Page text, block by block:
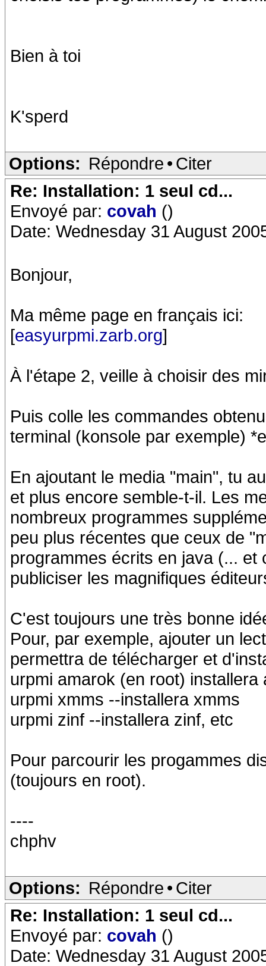
Bien à toi
K'sperd
Options: Répondre • Citer
Re: Installation: 1 seul cd...
Envoyé par: covah ()
Date: Wednesday 31 August
Bonjour,
Ma même page en français ici:
[easyurpmi.zarb.org]
À l'étape 2, veille à choisir des
Puis colle les commandes
terminal (konsole par exemple)
En ajoutant le media "main", tu
et plus encore semble-t-il. Les
nombreux programmes
peu plus récentes que ceux de
programmes écrits en java (...
publiciser les magnifiques
C'est toujours une très bonne
Pour, par exemple, ajouter un
permettra de télécharger et
urpmi amarok (en root) installera
urpmi xmms --installera xmms
urpmi zinf --installera zinf, etc
Pour parcourir les progammes
(toujours en root).
----
chphv
Options: Répondre • Citer
Re: Installation: 1 seul cd...
Envoyé par: covah ()
Date: Wednesday 31 August